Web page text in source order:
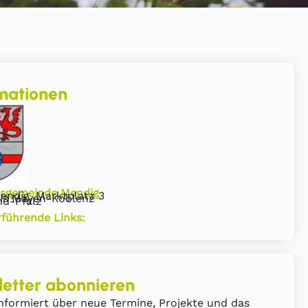
Mendig
Marktplatz 3
Mayen-Koblenz
Pfalz
Links:
abonnieren
über neue Termine, Projekte und das